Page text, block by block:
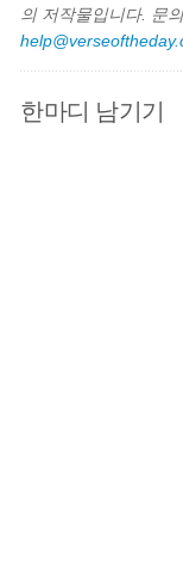
의 저작물입니다. 문
한마디 남기기